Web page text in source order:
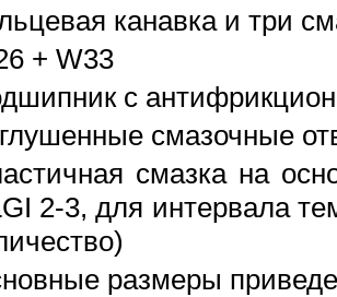
канавка и три
+ W33
с
смазочные
смазка на
2-3, для интервала
размеры